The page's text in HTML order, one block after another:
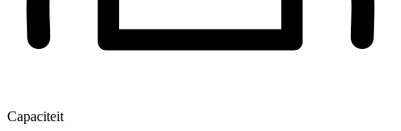
Capaciteit